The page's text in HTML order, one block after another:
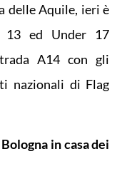
delle Aquile, ieri è
13 ed Under 17
A14 con gli
nazionali di Flag
in casa dei